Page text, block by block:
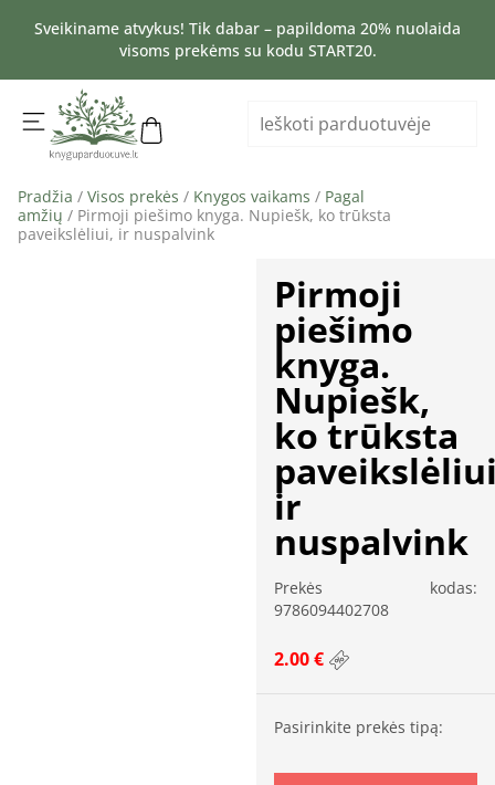
Sveikiname atvykus! Tik dabar – papildoma 20% nuolaida
visoms prekėms su kodu START20.
Pradžia / Visos prekės / Knygos vaikams / Pagal
amžių / Pirmoji piešimo knyga. Nupiešk, ko trūksta
paveikslėliui, ir nuspalvink
Pirmoji
piešimo
knyga.
Nupiešk,
ko trūksta
ir
nuspalvink
Prekės kodas:
9786094402708
2.00 €
Pasirinkite prekės tipą: